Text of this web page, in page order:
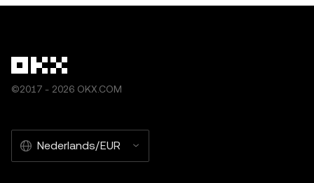
©2017 - 2026 OKX.COM
Nederlands/EUR